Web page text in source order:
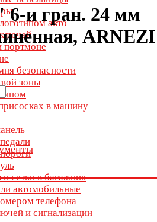
авто
портмоне
безопасности
зоны
в машину
сетки в багажник
автомобильные
телефона
и сигнализации
6-и гран. 24 мм
ARNEZI